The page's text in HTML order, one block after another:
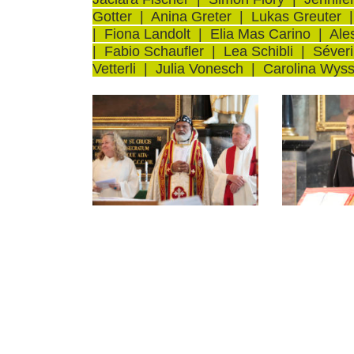
Gotter | Anina Greter | Lukas
| Fiona Landolt | Elia Mas Carino |
| Fabio Schaufler | Lea Schibli |
Vetterli | Julia Vonesch | Carolina Wyss